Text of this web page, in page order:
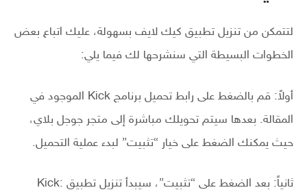
لتتمكن من تنزيل تطبيق كيك لايف بسهولة، عليك اتباع بعض
الخطوات البسيطة التي سنشرحها لك فيما يلي:
أولاً: قم بالضغط على رابط تحميل برنامج Kick الموجود في
المقالة. بعدها سيتم تحويلك مباشرة إلى متجر جوجل بلاي،
حيث يمكنك الضغط على خيار “تثبيت” لبدء عملية التحميل.
ثانياً: بعد الضغط على “تثبيت”، سيبدأ تنزيل تطبيق Kick: